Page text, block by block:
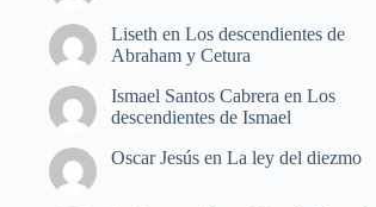
Liseth enLos descendientes de
Abraham y Cetura
Ismael Santos Cabrera enLos
descendientes de Ismael
Oscar Jesús enLa ley del diezmo